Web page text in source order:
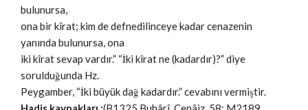
bulunursa,
ona bir kîrat; kim de defnedilinceye kadar cenazenin
yanında bulunursa, ona
iki kîrat sevap vardır.” “İki kîrat ne (kadardır)?” diye
sorulduğunda Hz.
Peygamber, “İki büyük dağ kadardır.” cevabını vermiştir.